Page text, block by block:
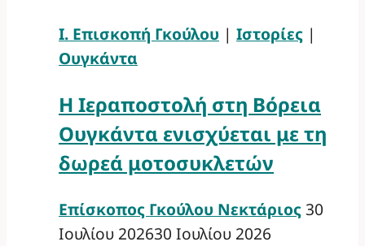
Ι. Επισκοπή Γκούλου | Ιστορίες |
Ουγκάντα
Η Ιεραποστολή στη Βόρεια
Ουγκάντα ενισχύεται με τη
δωρεά μοτοσυκλετών
Επίσκοπος Γκούλου Νεκτάριος30
Ιουλίου 202630 Ιουλίου 2026